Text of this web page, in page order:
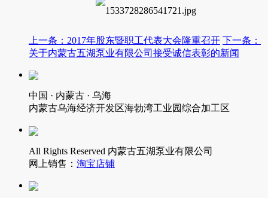
上一条：2017年股东暨职工代表大会隆重召开 下一条：
关于内蒙古五湖泵业有限公司接受诚信表彰的新闻
中国 · 内蒙古 · 乌海
内蒙古乌海经济开发区海勃湾工业园综合加工区
All Rights Reserved 内蒙古五湖泵业有限公司
网上销售： 淘宝店铺